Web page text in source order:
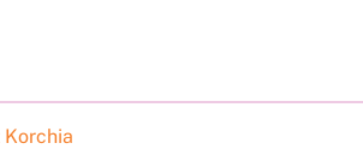
Korchia